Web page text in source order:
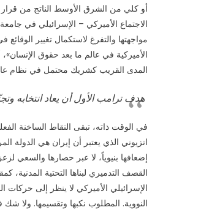
أو كلي من الشرق الأوسط الناتج من قرار
الاجتماع الأميركي – الإسرائيلي في
الأميركية في عالم ما بعد حقوق
المدى القريب كشريك محتمل في نظام
هدف ترامب الأول أن يعاد انتخابه
في الوقت ذاته، تبقى النقاط الساخنة
اتزيوني الذي يعتبر أن إيران هي
إضعافها بنيوياً، لا عبر حصارها والسعي
القصف التدميري لبناها التحتية
الإسرائيلي الأميركي لا ينظر إلى حركات
النووية. المطلوب نكبها وتقسيمها. ولا شك